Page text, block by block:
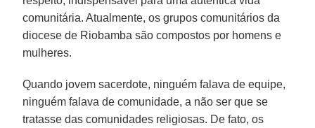
comunitária. Atualmente, os grupos comunitários da
diocese de Riobamba são compostos por homens e
mulheres.
Quando jovem sacerdote, ninguém falava de equipe,
ninguém falava de comunidade, a não ser que se
tratasse das comunidades religiosas. De fato, os